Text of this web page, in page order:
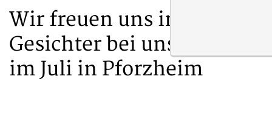
Wir freuen uns immer
Gesichter bei unserem
im Juli in Pforzheim